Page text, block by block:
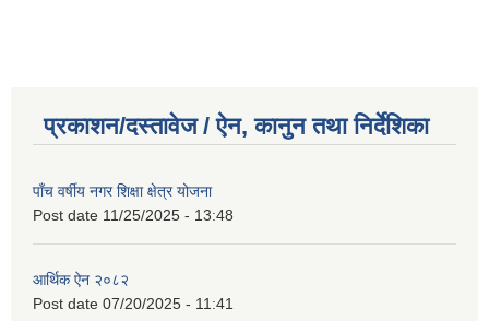
प्रकाशन/दस्तावेज / ऐन, कानुन तथा निर्देशिका
पाँच वर्षीय नगर शिक्षा क्षेत्र योजना
Post date 11/25/2025 - 13:48
आर्थिक ऐन २०८२
Post date 07/20/2025 - 11:41